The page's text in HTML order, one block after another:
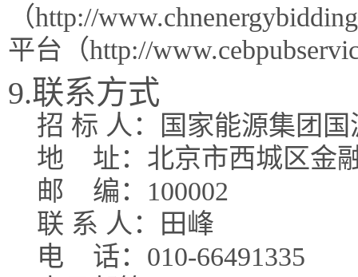
（http://
平台（http://
9.联系方式
招 标 人：国家能源集团
地
址：北京市西城区金
邮
编：100002
联 系 人：田峰
电
话：010-66491335